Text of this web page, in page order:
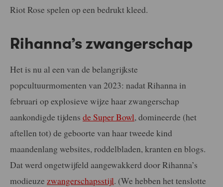
Riot Rose spelen op een bedrukt kleed.
Rihanna’s zwangerschap
Het is nu al een van de belangrijkste
popcultuurmomenten van 2023: nadat Rihanna in
februari op explosieve wijze haar zwangerschap
aankondigde tijdens de Super Bowl, domineerde (het
aftellen tot) de geboorte van haar tweede kind
maandenlang websites, roddelbladen, kranten en blogs.
Dat werd ongetwijfeld aangewakkerd door Rihanna’s
modieuze zwangerschapsstijl. (We hebben het tenslotte